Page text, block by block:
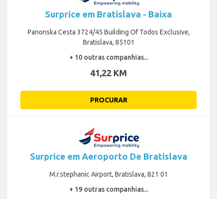
Surprice em Bratislava - Baixa
Panonska Cesta 3724/45 Building Of Todos Exclusive,
Bratislava, 85101
+ 10 outras companhias...
41,22 KM
PROCURAR
Surprice em Aeroporto De Bratislava
M.r.stephanic Airport, Bratislava, 821 01
+ 19 outras companhias...